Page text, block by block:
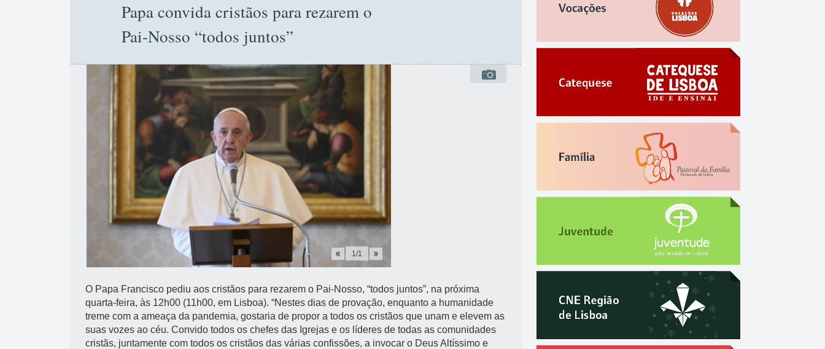
Papa convida cristãos para rezarem o
Pai-Nosso “todos juntos”
1/1
O Papa Francisco pediu aos cristãos para rezarem o Pai-Nosso, “todos juntos”, na próxima
quarta-feira, às 12h00 (11h00, em Lisboa). “Nestes dias de provação, enquanto a humanidade
treme com a ameaça da pandemia, gostaria de propor a todos os cristãos que unam e elevem as
suas vozes ao céu. Convido todos os chefes das Igrejas e os líderes de todas as comunidades
cristãs, juntamente com todos os cristãos das várias confissões, a invocar o Deus Altíssimo e